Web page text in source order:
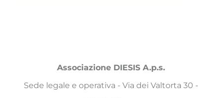
Associazione DIESIS A.p.s.
Sede legale e operativa - Via dei Valtorta 30 -